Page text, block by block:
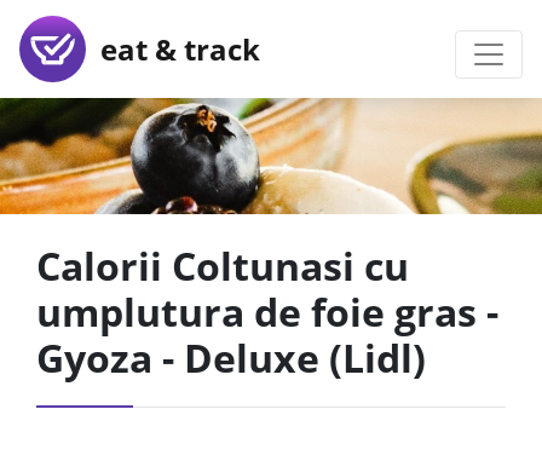
eat & track
Calorii Coltunasi cu
umplutura de foie gras -
Gyoza - Deluxe (Lidl)